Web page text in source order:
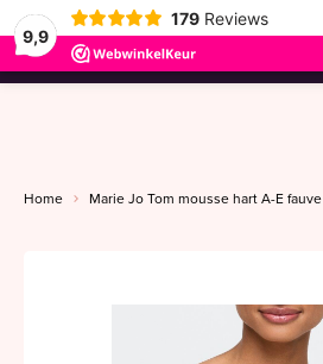
9,9
179 Reviews
menu
Home Marie Jo Tom mousse hart A-E fauve